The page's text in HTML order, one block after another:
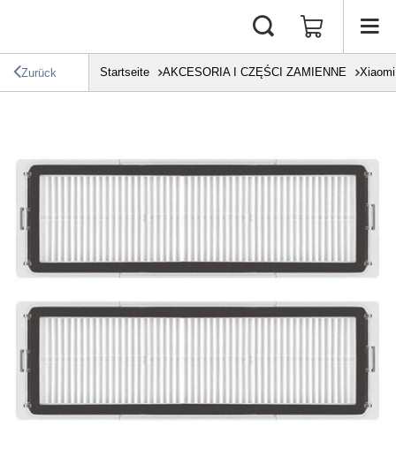
Zurück Startseite AKCESORIA I CZĘŚCI ZAMIENNE Xiaomi